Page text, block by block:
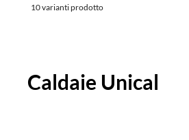
10 varianti prodotto
Caldaie Unical